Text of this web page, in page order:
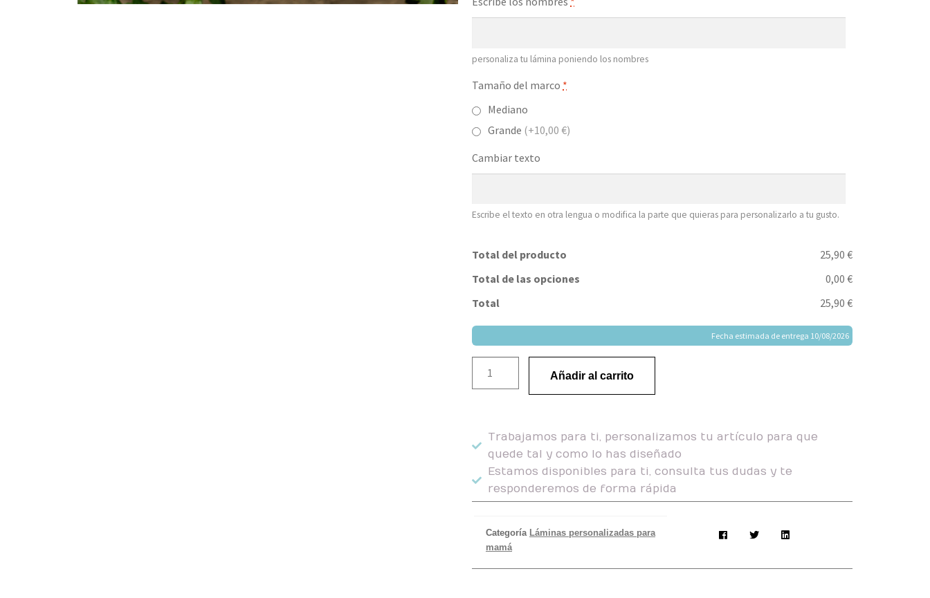
personaliza tu lámina poniendo los nombres
Tamaño del marco *
Mediano
Grande (+10,00 €)
Cambiar texto
Escribe el texto en otra lengua o modifica la parte que quieras para personalizarlo a tu gusto.
Total del producto
25,90 €
Total de las opciones
0,00 €
Total
25,90 €
Fecha estimada de entrega 10/08/2026
Añadir al carrito
Trabajamos para ti, personalizamos tu artículo para que
quede tal y como lo has diseñado
Estamos disponibles para ti, consulta tus dudas y te
responderemos de forma rápida
Categoría Láminas personalizadas para
mamá